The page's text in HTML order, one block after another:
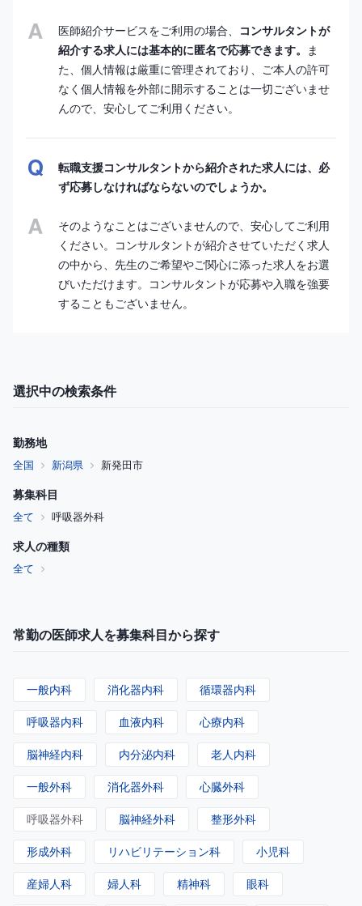
医師紹介サービスをご利用の場合、
コンサルタントが
紹介する求人には基本的に匿名で応募できます。 ま
た、個人情報は厳重に管理されており、ご本人の許可
なく個人情報を外部に開示することは一切ございませ
んので、安心してご利用ください。
転職支援コンサルタントから紹介された求人には、必
ず応募しなければならないのでしょうか。
そのようなことはございませんので、安心してご利用
ください。コンサルタントが紹介させていただく求人
の中から、先生のご希望やご関心に添った求人をお選
びいただけます。コンサルタントが応募や入職を強要
することもございません。
選択中の検索条件
勤務地
全国 新潟県 新発田市
募集科目
全て 呼吸器外科
求人の種類
全て
常勤の医師求人を募集科目から探す
一般内科 消化器内科 循環器内科
呼吸器内科 血液内科 心療内科
脳神経内科 内分泌内科 老人内科
一般外科 消化器外科 心臓外科
呼吸器外科 脳神経外科 整形外科
形成外科 リハビリテーション科 小児科
産婦人科 婦人科 精神科 眼科